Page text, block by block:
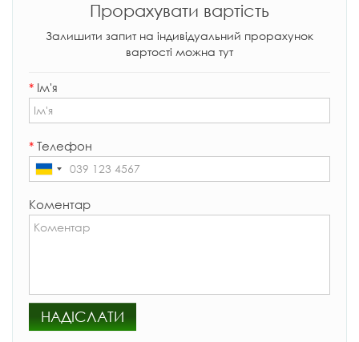
Прорахувати вартість
Залишити запит на індивідуальний прорахунок
вартості можна тут
* Ім'я
* Телефон
Коментар
НАДІСЛАТИ